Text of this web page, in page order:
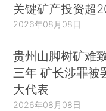
关键矿产投资超
2026年08月08日
贵州山脚树矿难
三年 矿长涉罪被
大代表
2026年08月08日